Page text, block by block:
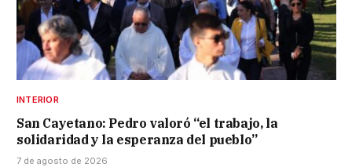
INTERIOR
San Cayetano: Pedro valoró “el trabajo, la
solidaridad y la esperanza del pueblo”
7 de agosto de 2026